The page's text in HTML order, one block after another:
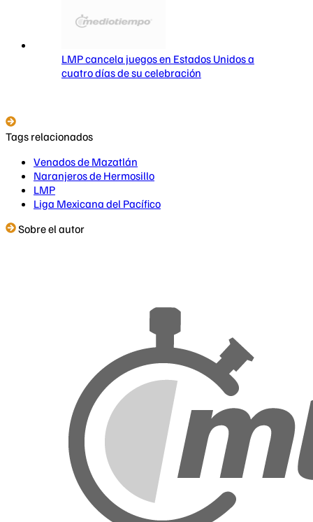
LMP cancela juegos en Estados Unidos a
cuatro días de su celebración
Tags relacionados
Venados de Mazatlán
Naranjeros de Hermosillo
LMP
Liga Mexicana del Pacífico
Sobre el autor